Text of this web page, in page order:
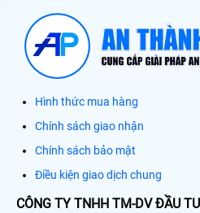
Hình thức mua hàng
Chính sách giao nhận
Chính sách bảo mật
Điều kiện giao dịch chung
CÔNG TY TNHH TM-DV ĐẦU